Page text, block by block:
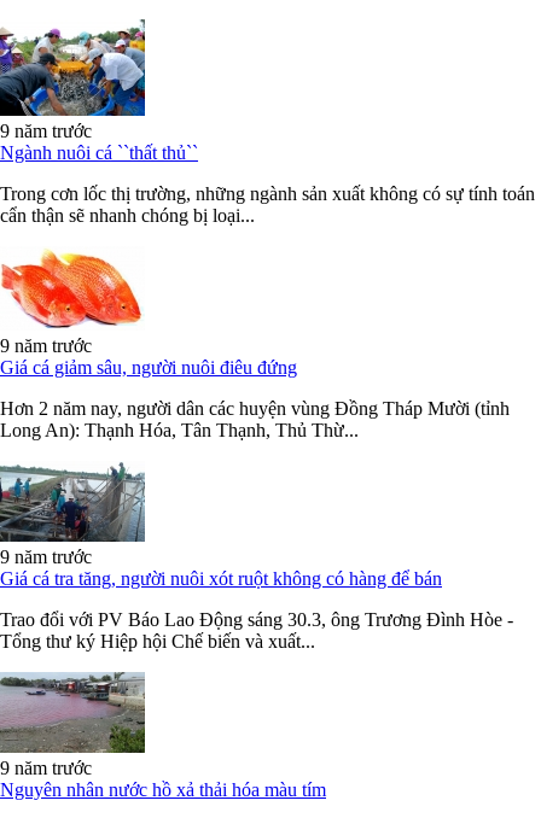
9 năm trước
Ngành nuôi cá ``thất thủ``
Trong cơn lốc thị trường, những ngành sản xuất không có sự tính toán
cẩn thận sẽ nhanh chóng bị loại...
9 năm trước
Giá cá giảm sâu, người nuôi điêu đứng
Hơn 2 năm nay, người dân các huyện vùng Đồng Tháp Mười (tỉnh
Long An): Thạnh Hóa, Tân Thạnh, Thủ Thừ...
9 năm trước
Giá cá tra tăng, người nuôi xót ruột không có hàng để bán
Trao đổi với PV Báo Lao Động sáng 30.3, ông Trương Đình Hòe -
Tổng thư ký Hiệp hội Chế biến và xuất...
9 năm trước
Nguyên nhân nước hồ xả thải hóa màu tím